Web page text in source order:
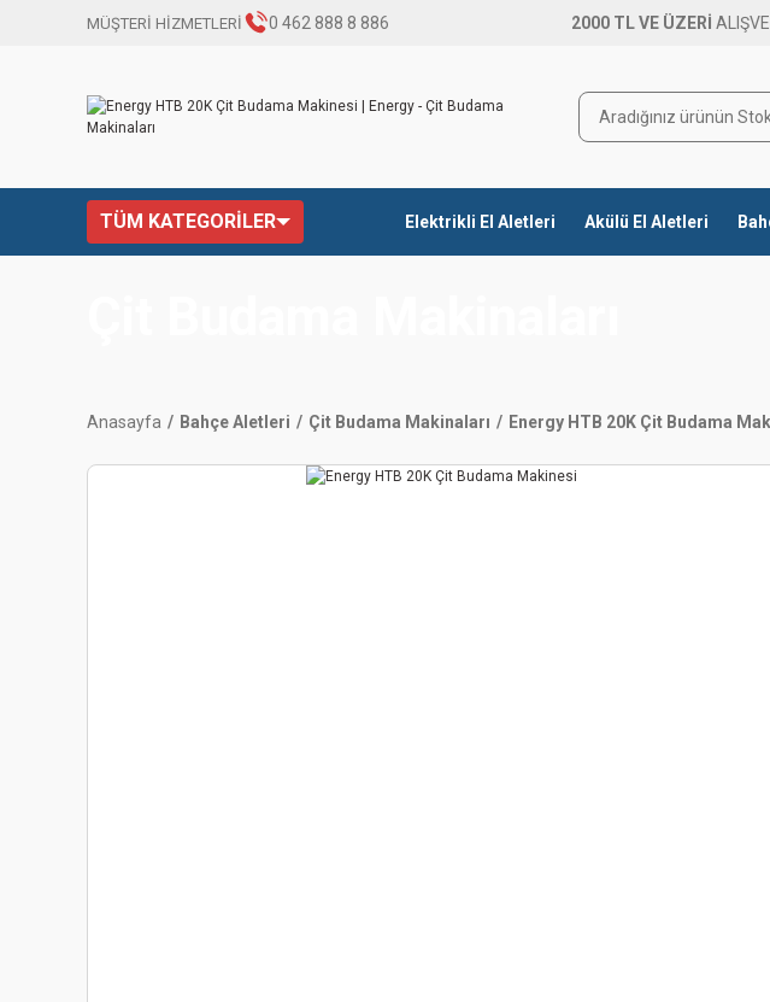
MÜŞTERİ HİZMETLERİ 0 462 888 8 886 2000 TL VE ÜZERİ
TÜM KATEGORİLER Elektrikli El Aletleri Akülü El Aletleri
Anasayfa Bahçe Aletleri Çit Budama Makinaları Energy HTB 20K Çit Budama